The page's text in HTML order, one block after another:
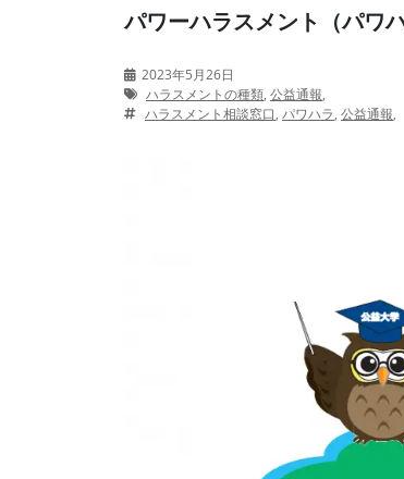
パワーハラスメント（パ
2023年5月26日
ハラスメントの種類, 公益通報,
ハラスメント相談窓口, パワハラ, 公益通報,